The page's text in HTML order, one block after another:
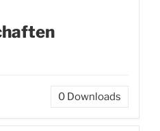
0 Downloads